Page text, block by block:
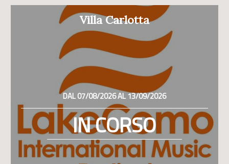
Villa Carlotta
DAL 07/08/2026 AL 13/09/2026
IN CORSO